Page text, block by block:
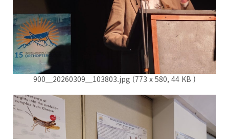
900＿20260309＿103803.jpg (773 x 580, 44 KB )